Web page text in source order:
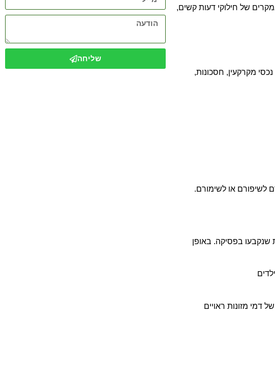
של חילוקי דעות קשים,
מקרקעין, חסכונות,
לשיפורם או לשימורם.
שנקבעו בפסיקה. באופן
דמי מזונות ראויים
שליחה